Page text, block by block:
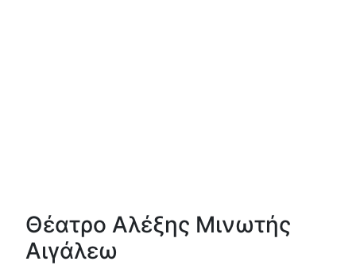
Θέατρο Αλέξης Μινωτής
Αιγάλεω